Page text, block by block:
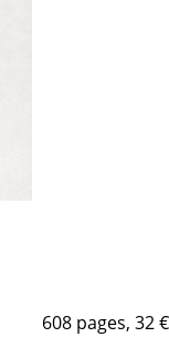
608 pages, 32 €